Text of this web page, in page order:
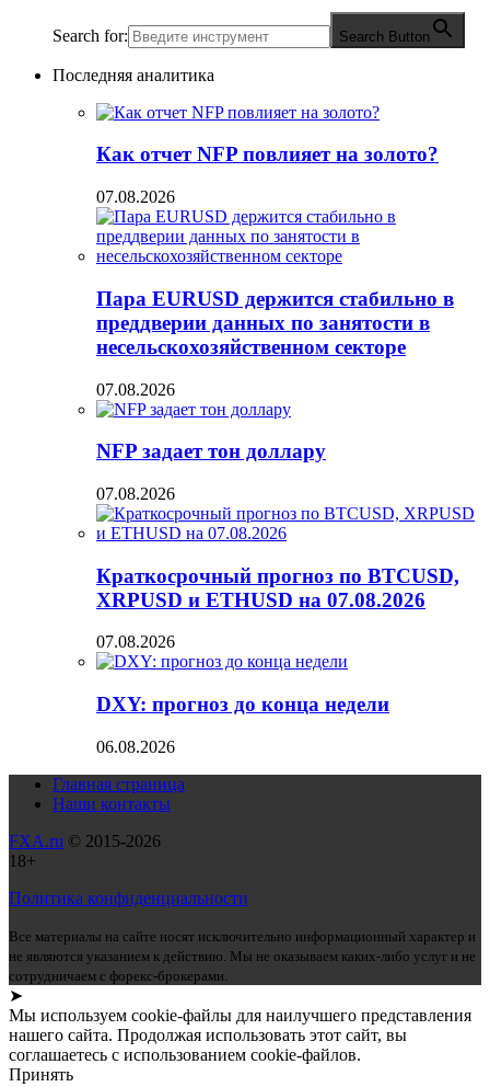
Search for: Search Button
Последняя аналитика
Как отчет NFP повлияет на золото?
07.08.2026
Пара EURUSD держится стабильно в
преддверии данных по занятости в
несельскохозяйственном секторе
07.08.2026
NFP задает тон доллару
07.08.2026
Краткосрочный прогноз по BTCUSD,
XRPUSD и ETHUSD на 07.08.2026
07.08.2026
DXY: прогноз до конца недели
06.08.2026
Главная страница
Наши контакты
FXA.ru © 2015-2026
18+
Политика конфиденциальности
Все материалы на сайте носят исключительно информационный характер и
не являются указанием к действию. Мы не оказываем каких-либо услуг и не
сотрудничаем с форекс-брокерами.
➤
Мы используем cookie-файлы для наилучшего представления
нашего сайта. Продолжая использовать этот сайт, вы
соглашаетесь с использованием cookie-файлов.
Принять